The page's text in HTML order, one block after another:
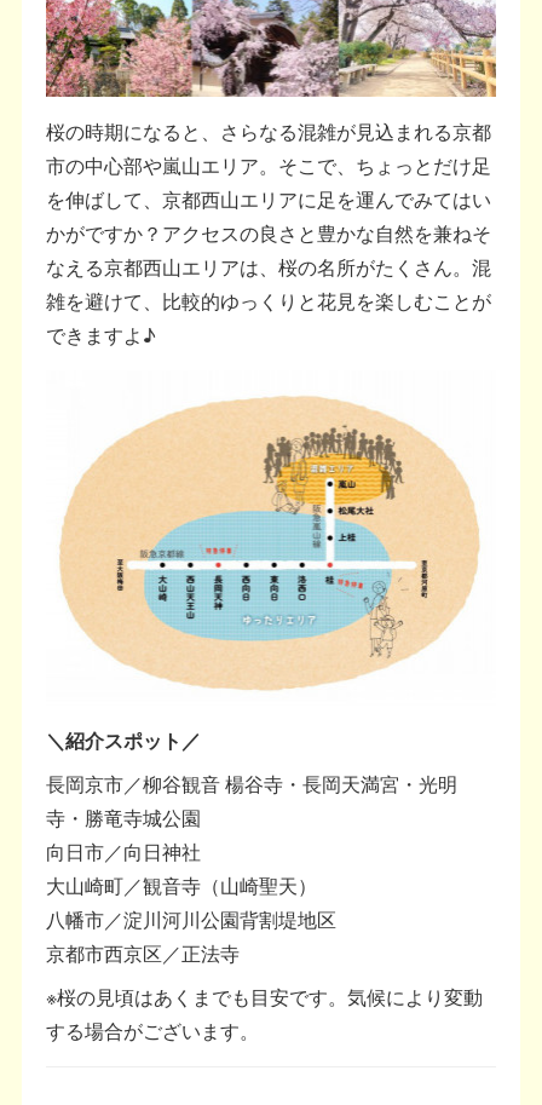
桜の時期になると、さらなる混雑が見込まれる京都
市の中心部や嵐山エリア。そこで、ちょっとだけ足
を伸ばして、京都西山エリアに足を運んでみてはい
かがですか？アクセスの良さと豊かな自然を兼ねそ
なえる京都西山エリアは、桜の名所がたくさん。混
雑を避けて、比較的ゆっくりと花見を楽しむことが
できますよ♪
＼紹介スポット／
長岡京市／柳谷観音 楊谷寺・長岡天満宮・光明
寺・勝竜寺城公園
向日市／向日神社
大山崎町／観音寺（山崎聖天）
八幡市／淀川河川公園背割堤地区
京都市西京区／正法寺
※桜の見頃はあくまでも目安です。気候により変動
する場合がございます。